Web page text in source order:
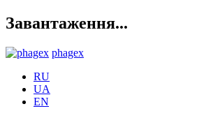
Завантаження...
phagex
RU
UA
EN